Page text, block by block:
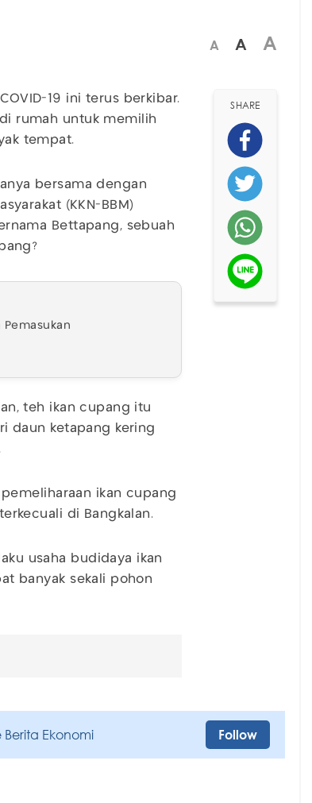
A A A
19 ini terus berkibar.
rumah untuk memilih
tempat.
bersama dengan
(KKN-BBM)
Bettapang, sebuah
Pemasukan
teh ikan cupang itu
daun ketapang kering
ikan cupang
di Bangkalan.
usaha budidaya ikan
banyak sekali pohon
SHARE
Ekonomi Follow